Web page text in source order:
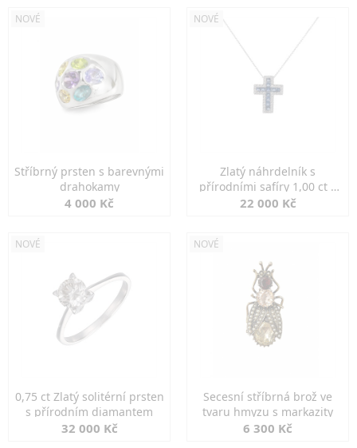
NOVÉ
Stříbrný prsten s barevnými
drahokamy
4 000 Kč
NOVÉ
Zlatý náhrdelník s
přírodními safíry 1,00 ct a
diamanty
22 000 Kč
NOVÉ
0,75 ct Zlatý solitérní prsten
s přírodním diamantem
32 000 Kč
NOVÉ
Secesní stříbrná brož ve
tvaru hmyzu s markazity
6 300 Kč